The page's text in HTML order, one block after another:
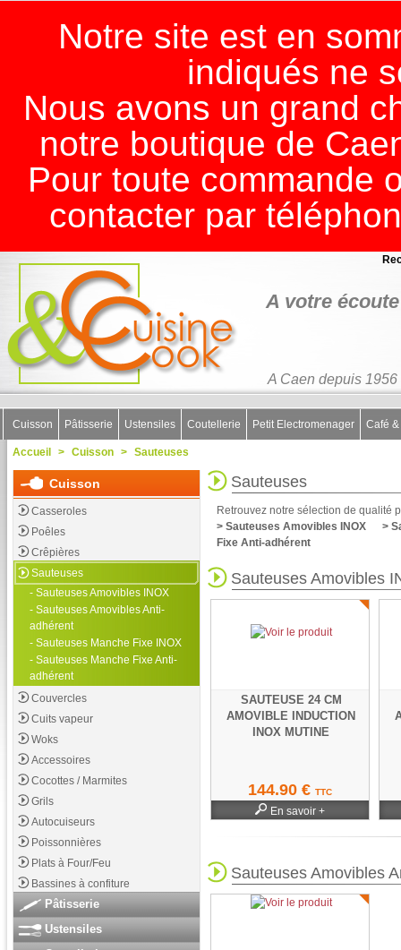
Notre site est en
indiqués ne
Nous avons un grand
notre boutique de
Pour toute commande
contacter par
A votre
A Caen depuis 1956
Cuisson Pâtisserie Ustensiles Coutellerie Petit Electromenager Café
Accueil > Cuisson > Sauteuses
Cuisson
Casseroles
Poêles
Crêpières
Sauteuses
- Sauteuses Amovibles INOX
- Sauteuses Amovibles Anti-
adhérent
- Sauteuses Manche Fixe INOX
- Sauteuses Manche Fixe Anti-
adhérent
Couvercles
Cuits vapeur
Woks
Accessoires
Cocottes / Marmites
Grils
Autocuiseurs
Poissonnières
Plats à Four/Feu
Bassines à confiture
Pâtisserie
Ustensiles
Sauteuses
Retrouvez notre sélection de qualité
> Sauteuses Amovibles INOX
>
Fixe Anti-adhérent
Sauteuses Amovibles
SAUTEUSE 24 CM
AMOVIBLE INDUCTION
INOX MUTINE
144.90 € TTC
En savoir +
Sauteuses Amovibles